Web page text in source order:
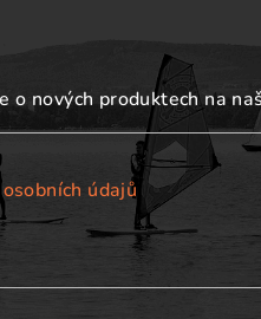
nových produktech na
údajů